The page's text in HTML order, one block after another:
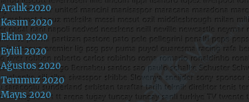
Aralık 2020
Kasım 2020
Ekim 2020
Eylül 2020
Ağustos 2020
Temmuz 2020
Mayıs 2020